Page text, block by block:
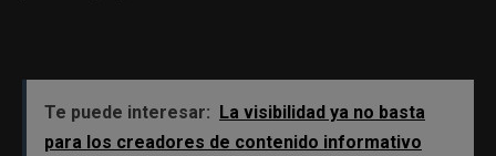
Te puede interesar: La visibilidad ya no basta
para los creadores de contenido informativo